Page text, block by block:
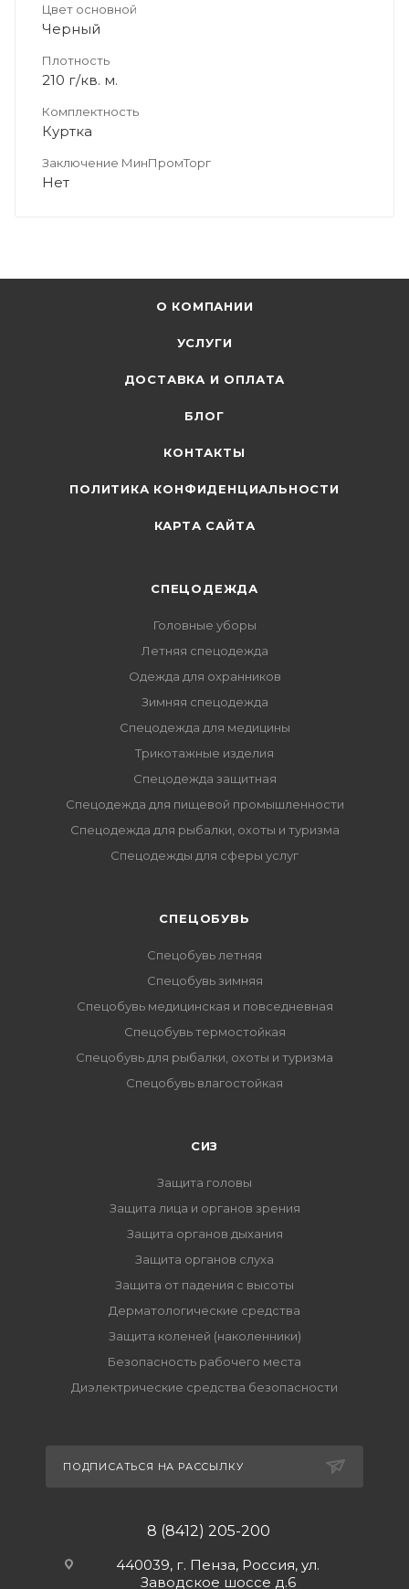
Цвет основной
Черный
Плотность
210 г/кв. м.
Комплектность
Куртка
Заключение МинПромТорг
Нет
О КОМПАНИИ
УСЛУГИ
ДОСТАВКА И ОПЛАТА
БЛОГ
КОНТАКТЫ
ПОЛИТИКА КОНФИДЕНЦИАЛЬНОСТИ
КАРТА САЙТА
СПЕЦОДЕЖДА
Головные уборы
Летняя спецодежда
Одежда для охранников
Зимняя спецодежда
Спецодежда для медицины
Трикотажные изделия
Спецодежда защитная
Спецодежда для пищевой промышленности
Спецодежда для рыбалки, охоты и туризма
Спецодежды для сферы услуг
CПЕЦОБУВЬ
Спецобувь летняя
Спецобувь зимняя
Спецобувь медицинская и повседневная
Спецобувь термостойкая
Спецобувь для рыбалки, охоты и туризма
Спецобувь влагостойкая
СИЗ
Защита головы
Защита лица и органов зрения
Защита органов дыхания
Защита органов слуха
Защита от падения с высоты
Дерматологические средства
Защита коленей (наколенники)
Безопасность рабочего места
Диэлектрические средства безопасности
ПОДПИСАТЬСЯ НА РАССЫЛКУ
8 (8412) 205-200
440039, г. Пенза, Россия, ул.
Заводское шоссе д.6